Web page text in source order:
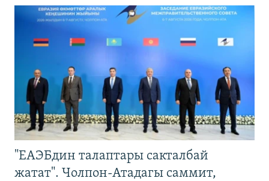
"ЕАЭБдин талаптары сакталбай
жатат". Чолпон-Атадагы саммит,